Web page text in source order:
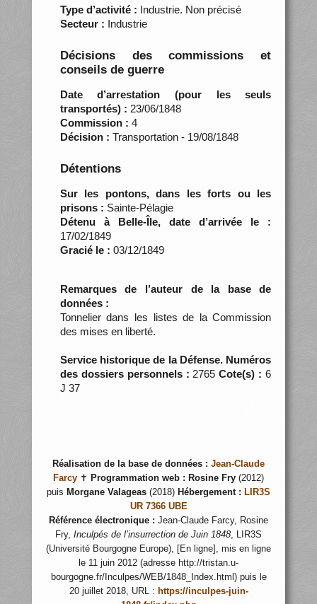
Type d’activité : Industrie. Non précisé
Secteur : Industrie
Décisions des commissions et
conseils de guerre
Date d’arrestation (pour les seuls
transportés) : 23/06/1848
Commission : 4
Décision : Transportation - 19/08/1848
Détentions
Sur les pontons, dans les forts ou les
prisons : Sainte-Pélagie
Détenu à Belle-Île, date d’arrivée le :
17/02/1849
Gracié le : 03/12/1849
Remarques de l’auteur de la base de
données :
Tonnelier dans les listes de la Commission
des mises en liberté.
Service historique de la Défense. Numéros
des dossiers personnels : 2765Cote(s) : 6
J 37
Réalisation de la base de données : Jean-Claude
Farcy ✝ Programmation web : Rosine Fry (2012)
puis Morgane Valageas (2018) Hébergement : LIR3S
UR 7366 UBE
Référence électronique : Jean-Claude Farcy, Rosine
Fry, Inculpés de l’insurrection de Juin 1848, LIR3S
(Université Bourgogne Europe), [En ligne], mis en ligne
le 11 juin 2012 (adresse http://tristan.u-
bourgogne.fr/Inculpes/WEB/1848_Index.html) puis le
20 juillet 2018, URL : https://inculpes-juin-